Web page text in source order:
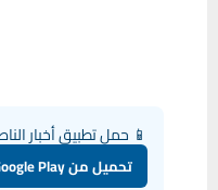
📱 حمل تطبيق أخبار
تحميل من Google Play